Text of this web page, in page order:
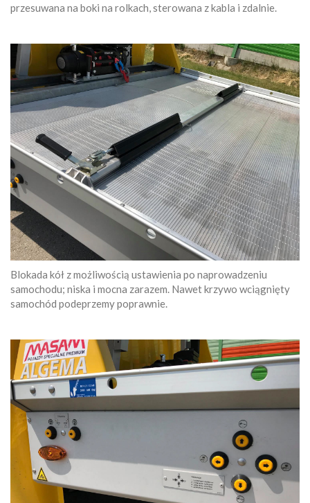
przesuwana na boki na rolkach, sterowana z kabla i zdalnie.
Blokada kół z możliwością ustawienia po naprowadzeniu
samochodu; niska i mocna zarazem. Nawet krzywo wciągnięty
samochód podeprzemy poprawnie.